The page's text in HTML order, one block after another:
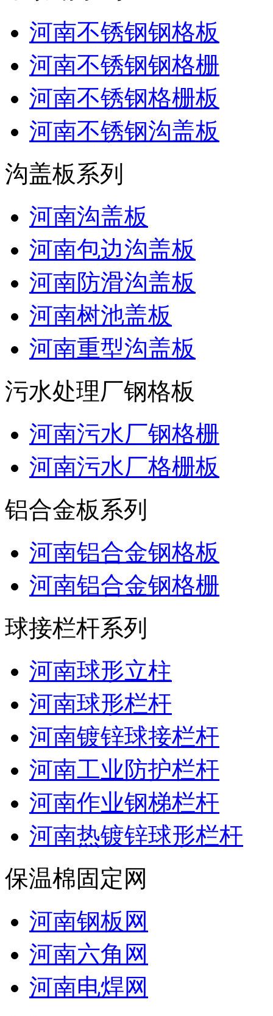
河南不锈钢钢格板
河南不锈钢钢格栅
河南不锈钢格栅板
河南不锈钢沟盖板
沟盖板系列
河南沟盖板
河南包边沟盖板
河南防滑沟盖板
河南树池盖板
河南重型沟盖板
污水处理厂钢格板
河南污水厂钢格栅
河南污水厂格栅板
铝合金板系列
河南铝合金钢格板
河南铝合金钢格栅
球接栏杆系列
河南球形立柱
河南球形栏杆
河南镀锌球接栏杆
河南工业防护栏杆
河南作业钢梯栏杆
河南热镀锌球形栏杆
保温棉固定网
河南钢板网
河南六角网
河南电焊网